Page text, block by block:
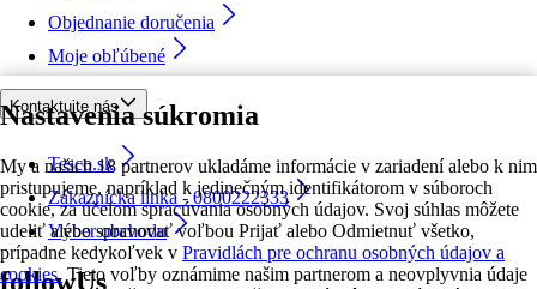
Nastavenia súkromia
My a našich 18 partnerov ukladáme informácie v zariadení alebo k nim
pristupujeme, napríklad k jedinečným identifikátorom v súboroch
cookie, za účelom spracúvania osobných údajov. Svoj súhlas môžete
udeliť alebo spravovať voľbou Prijať alebo Odmietnuť všetko,
prípadne kedykoľvek v Pravidlách pre ochranu osobných údajov a
cookies. Tieto voľby oznámime našim partnerom a neovplyvnia údaje
Objednanie doručenia
Moje obľúbené
Kontaktujte nás
Tesco.sk
Zákaznícka linka - 0800222333
Výber obchodu
followUs